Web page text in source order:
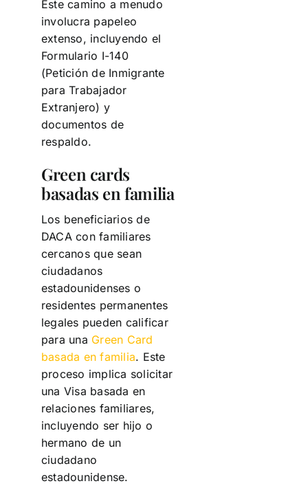
Este camino a menudo
involucra papeleo
extenso, incluyendo el
Formulario I-140
(Petición de Inmigrante
para Trabajador
Extranjero) y
documentos de
respaldo.
Green cards
basadas en familia
Los beneficiarios de
DACA con familiares
cercanos que sean
ciudadanos
estadounidenses o
residentes permanentes
legales pueden calificar
para una Green Card
basada en familia. Este
proceso implica solicitar
una Visa basada en
relaciones familiares,
incluyendo ser hijo o
hermano de un
ciudadano
estadounidense.